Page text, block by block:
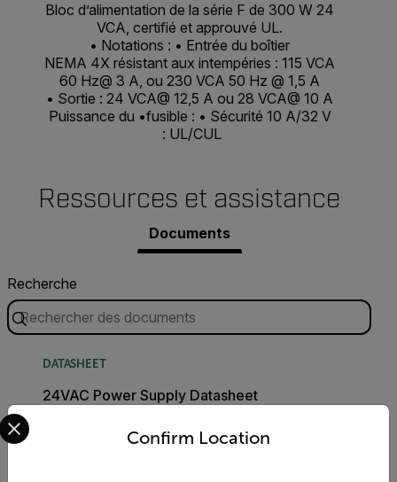
Bloc d’alimentation de la série F de 300 W 24
VCA, certifié et approuvé UL.
• Notations : • Entrée du boîtier
NEMA 4X résistant aux intempéries : 115 VCA
60 Hz@ 3 A, ou 230 VCA 50 Hz @ 1,5 A
• Sortie : 24 VCA@ 12,5 A ou 28 VCA@ 10 A
Puissance du •fusible : • Sécurité 10 A/32 V
: UL/CUL
Ressources et assistance
Documents
Recherche
DATASHEET
24VAC Power Supply Datasheet
TÉLÉCHARGERConfirm Location
Select your preferred country and language from the